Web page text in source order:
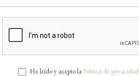
He leído y acepto la Política de privacidad